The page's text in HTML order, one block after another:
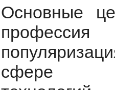
Основные
сфере